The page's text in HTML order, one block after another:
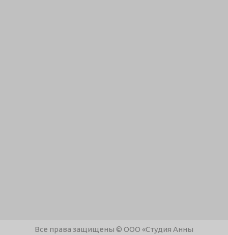
Все права защищены © ООО «Студия Анны